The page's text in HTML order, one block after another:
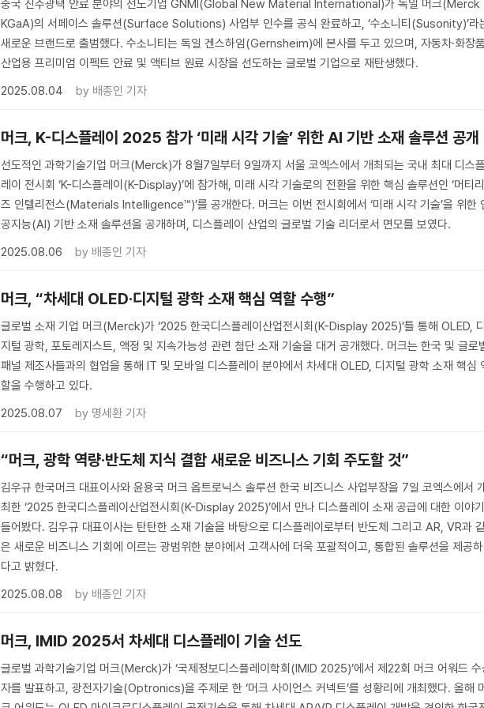
중국 진주광택 안료 분야의 선도기업 GNMI(Global New Material International)가 독일 머크(Merck
KGaA)의 서페이스 솔루션(Surface Solutions) 사업부 인수를 공식 완료하고, ‘수소니티(Susonity)’라
새로운 브랜드로 출범했다. 수소니티는 독일 겐스하임(Gernsheim)에 본사를 두고 있으며, 자동차·화장
산업용 프리미엄 이펙트 안료 및 액티브 원료 시장을 선도하는 글로벌 기업으로 재탄생했다.
2025.08.04
by 배종인 기자
머크, K-디스플레이 2025 참가 ‘미래 시각 기술’ 위한 AI 기반 소재 솔루션 공개
선도적인 과학기술기업 머크(Merck)가 8월7일부터 9일까지 서울 코엑스에서 개최되는 국내 최대 디스플
레이 전시회 ‘K-디스플레이(K-Display)’에 참가해, 미래 시각 기술로의 전환을 위한 핵심 솔루션인 ‘머티
즈 인텔리전스(Materials Intelligence™)’를 공개한다. 머크는 이번 전시회에서 ‘미래 시각 기술’을 위한
공지능(AI) 기반 소재 솔루션을 공개하며, 디스플레이 산업의 글로벌 기술 리더로서 면모를 보였다.
2025.08.06
by 배종인 기자
머크, “차세대 OLED·디지털 광학 소재 핵심 역할 수행”
글로벌 소재 기업 머크(Merck)가 ‘2025 한국디스플레이산업전시회(K-Display 2025)’틀 통해 OLED, 디
지털 광학, 포토레지스트, 액정 및 지속가능성 관련 첨단 소재 기술을 대거 공개했다. 머크는 한국 및 글로
패널 제조사들과의 협업을 통해 IT 및 모바일 디스플레이 분야에서 차세대 OLED, 디지털 광학 소재 핵심
할을 수행하고 있다.
2025.08.07
by 명세환 기자
“머크, 광학 역량·반도체 지식 결합 새로운 비즈니스 기회 주도할 것”
김우규 한국머크 대표이사와 윤용국 머크 옵트로닉스 솔루션 한국 비즈니스 사업부장을 7일 코엑스에서
최한 ‘2025 한국디스플레이산업전시회(K-Display 2025)’에서 만나 디스플레이 소재 공급에 대한 이야
들어봤다. 김우규 대표이사는 탄탄한 소재 기술을 바탕으로 디스플레이로부터 반도체 그리고 AR, VR과
은 새로운 비즈니스 기회에 이르는 광범위한 분야에서 고객사에 더욱 포괄적이고, 통합된 솔루션을 제공
다고 밝혔다.
2025.08.08
by 배종인 기자
머크, IMID 2025서 차세대 디스플레이 기술 선도
글로벌 과학기술기업 머크(Merck)가 ‘국제정보디스플레이학회(IMID 2025)’에서 제22회 머크 어워드 수
자를 발표하고, 광전자기술(Optronics)을 주제로 한 ‘머크 사이언스 커넥트’를 성황리에 개최했다. 올해